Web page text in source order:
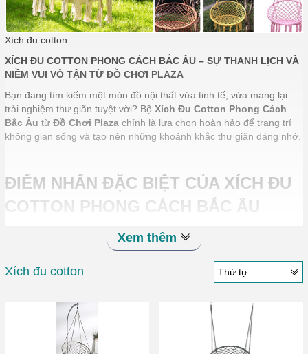
Xích đu cotton
XÍCH ĐU COTTON PHONG CÁCH BẮC ÂU – SỰ THANH LỊCH VÀ
NIỀM VUI VÔ TẬN TỪ ĐỒ CHƠI PLAZA
Bạn đang tìm kiếm một món đồ nội thất vừa tinh tế, vừa mang lại
trải nghiệm thư giãn tuyệt vời? Bộ Xích Đu Cotton Phong Cách
Bắc Âu từ Đồ Chơi Plaza chính là lựa chọn hoàn hảo để trang trí
không gian sống và tạo nên những khoảnh khắc thư giãn đáng nhớ.
ĐIỂM NHẤN ĐẶC BIỆT CỦA XÍCH ĐU
COTTON PHONG CÁCH BẮC ÂU
Thiết kế thanh lịch, đậm chất Bắc Âu
Với phong cách tối giản nhưng tinh tế, bộ xích đu cotton gây ấn
tượng bởi đường nét mềm mại và chất liệu cao cấp. Các chi tiết
được làm từ sợi cotton dệt tay, kết hợp khung treo chắc chắn,
khách, phòng ngủ đến ban công hay sân vườn.
Chất liệu an toàn, thân thiện với môi trường
Sợi cotton cao cấp:
Mềm mại, thoáng mát và không gây kích
Xem thêm
Xích đu cotton Thứ tự